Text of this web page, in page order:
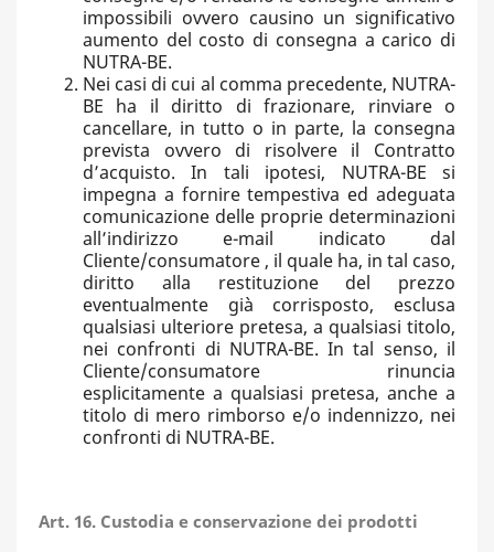
impossibili ovvero causino un significativo
aumento del costo di consegna a carico di
NUTRA-BE.
Nei casi di cui al comma precedente, NUTRA-
BE ha il diritto di frazionare, rinviare o
cancellare, in tutto o in parte, la consegna
prevista ovvero di risolvere il Contratto
d’acquisto. In tali ipotesi, NUTRA-BE si
impegna a fornire tempestiva ed adeguata
comunicazione delle proprie determinazioni
all’indirizzo e-mail indicato dal
Cliente/consumatore , il quale ha, in tal caso,
diritto alla restituzione del prezzo
eventualmente già corrisposto, esclusa
qualsiasi ulteriore pretesa, a qualsiasi titolo,
nei confronti di NUTRA-BE. In tal senso, il
Cliente/consumatore rinuncia
esplicitamente a qualsiasi pretesa, anche a
titolo di mero rimborso e/o indennizzo, nei
confronti di NUTRA-BE.
Art. 16. Custodia e conservazione dei prodotti